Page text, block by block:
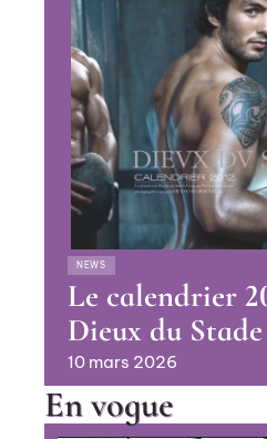
NEWS
Le calendrier
Dieux du
10 mars 2026
En vogue